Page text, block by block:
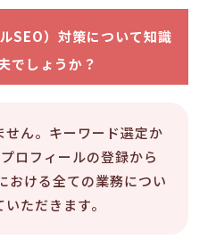
SEO）対策について知識
でしょうか？
せん。キーワード選定か
ロフィールの登録から
おける全ての業務につい
ただきます。